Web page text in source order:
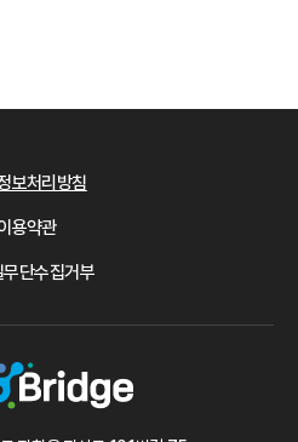
보처리방침
용약관
무단수집거부